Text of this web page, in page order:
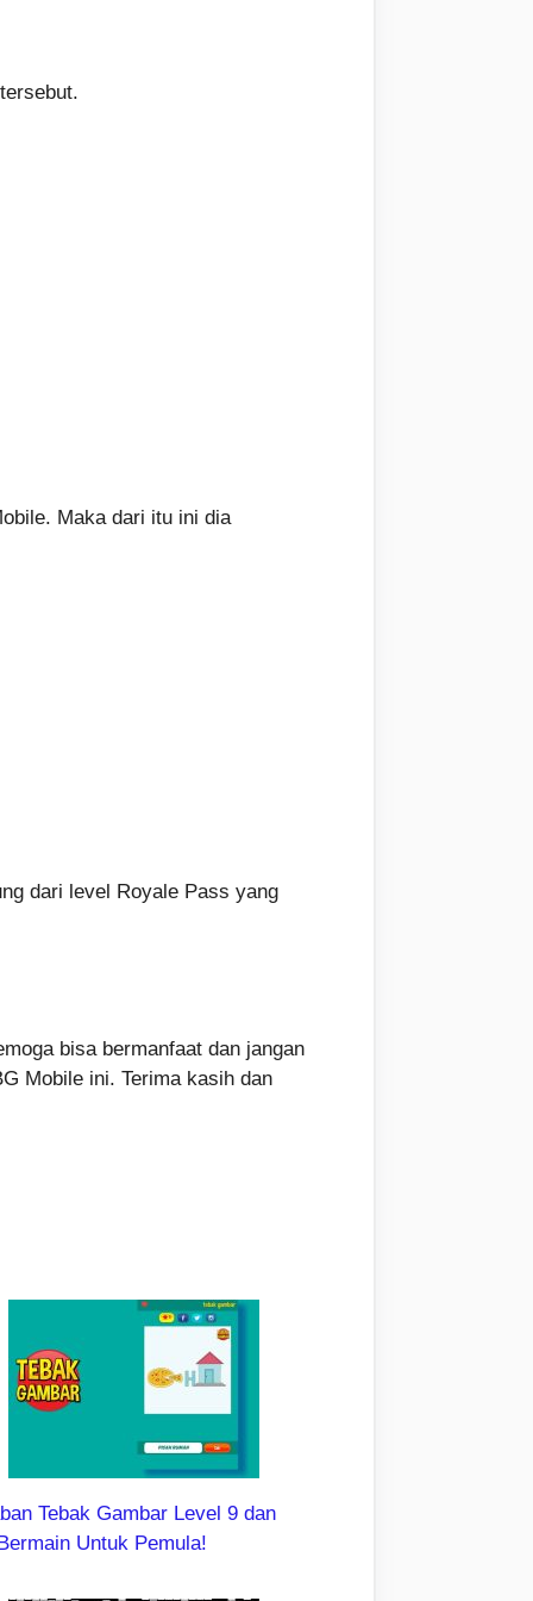
Maka dari itu ini dia
dari level Royale Pass yang
bisa bermanfaat dan jangan
Mobile ini. Terima kasih dan
Tebak Gambar Level 9 dan
Untuk Pemula!